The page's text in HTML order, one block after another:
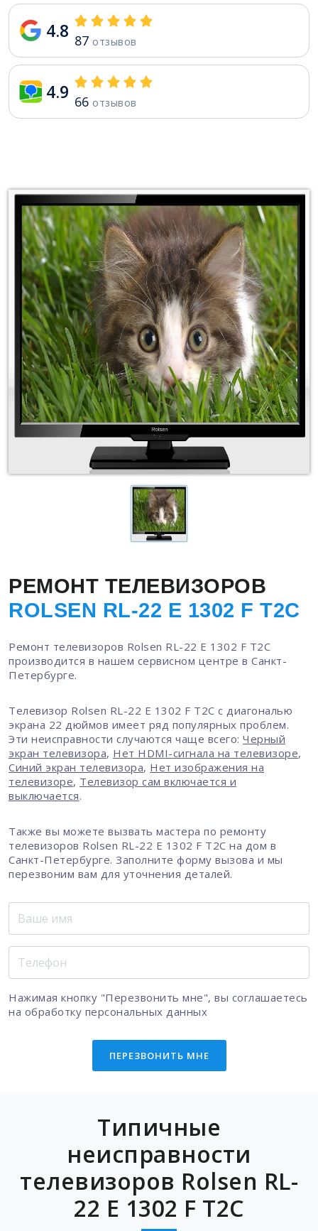
4.8 87 отзывов
4.9 66 отзывов
РЕМОНТ ТЕЛЕВИЗОРОВ
ROLSEN RL-22 E 1302 F T2C
Ремонт телевизоров Rolsen RL-22 E 1302 F T2C
производится в нашем сервисном центре в Санкт-
Петербурге.
Телевизор Rolsen RL-22 E 1302 F T2C с диагональю
экрана 22 дюймов имеет ряд популярных проблем.
Эти неисправности случаются чаще всего: Черный
экран телевизора, Нет HDMI-сигнала на телевизоре,
Синий экран телевизора, Нет изображения на
телевизоре, Телевизор сам включается и
выключается.
Также вы можете вызвать мастера по ремонту
телевизоров Rolsen RL-22 E 1302 F T2C на дом в
Санкт-Петербурге. Заполните форму вызова и мы
перезвоним вам для уточнения деталей.
Нажимая кнопку "Перезвонить мне", вы соглашаетесь
на обработку персональных данных
ПЕРЕЗВОНИТЬ МНЕ
Типичные
неисправности
телевизоров Rolsen RL-
22 E 1302 F T2C